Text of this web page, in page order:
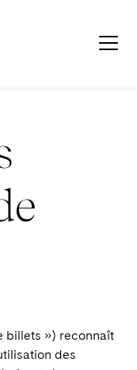
billets ») reconnaît
des